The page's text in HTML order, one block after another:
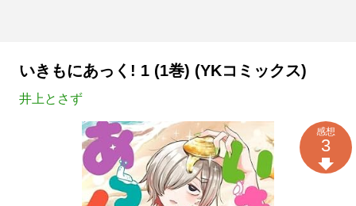
いきもにあっく! 1 (1巻) (YKコミックス)
井上とさず
感想
3